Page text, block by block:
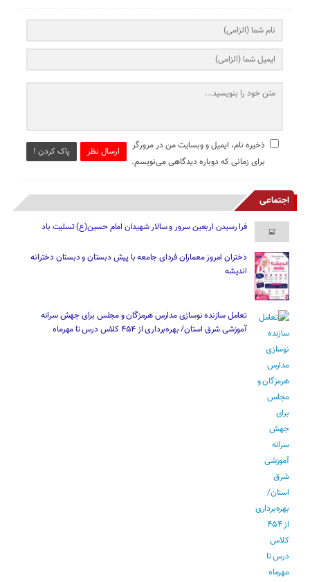
ارسال نظر پاک کردن !
ذخیره نام، ایمیل و وبسایت من در مرورگر
برای زمانی که دوباره دیدگاهی می‌نویسم.
اجتماعی
فرا رسیدن اربعین سرور و سالار شهیدان امام حسین(ع) تسلیت باد
دختران امروز معماران فردای جامعه با پیش دبستان و دبستان دخترانه
اندیشه
تعامل سازنده نوسازی مدارس هرمزگان و مجلس برای جهش سرانه
آموزشی شرق استان/ بهره‌برداری از ۴۵۴ کلاس درس تا مهرماه